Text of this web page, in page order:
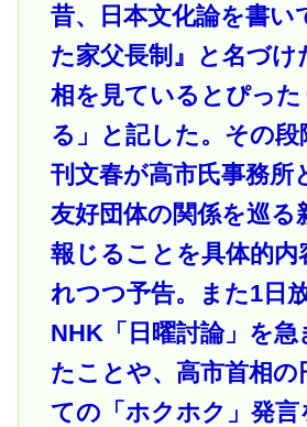
昔、日本文化論を書い
た家父長制』と名づけ
相を見ているとぴっ
る」と記した。その段
刊文春が高市氏事務所
友好団体の関係を巡る
報じることを具体的内
れつつ予告。また1日
NHK「日曜討論」を急
たことや、高市首相の
ての「ホクホク」発言